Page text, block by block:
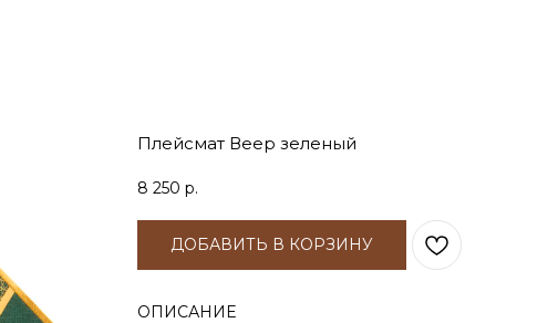
Плейсмат Веер зеленый
8 250 р.
ДОБАВИТЬ В КОРЗИНУ
ОПИСАНИЕ